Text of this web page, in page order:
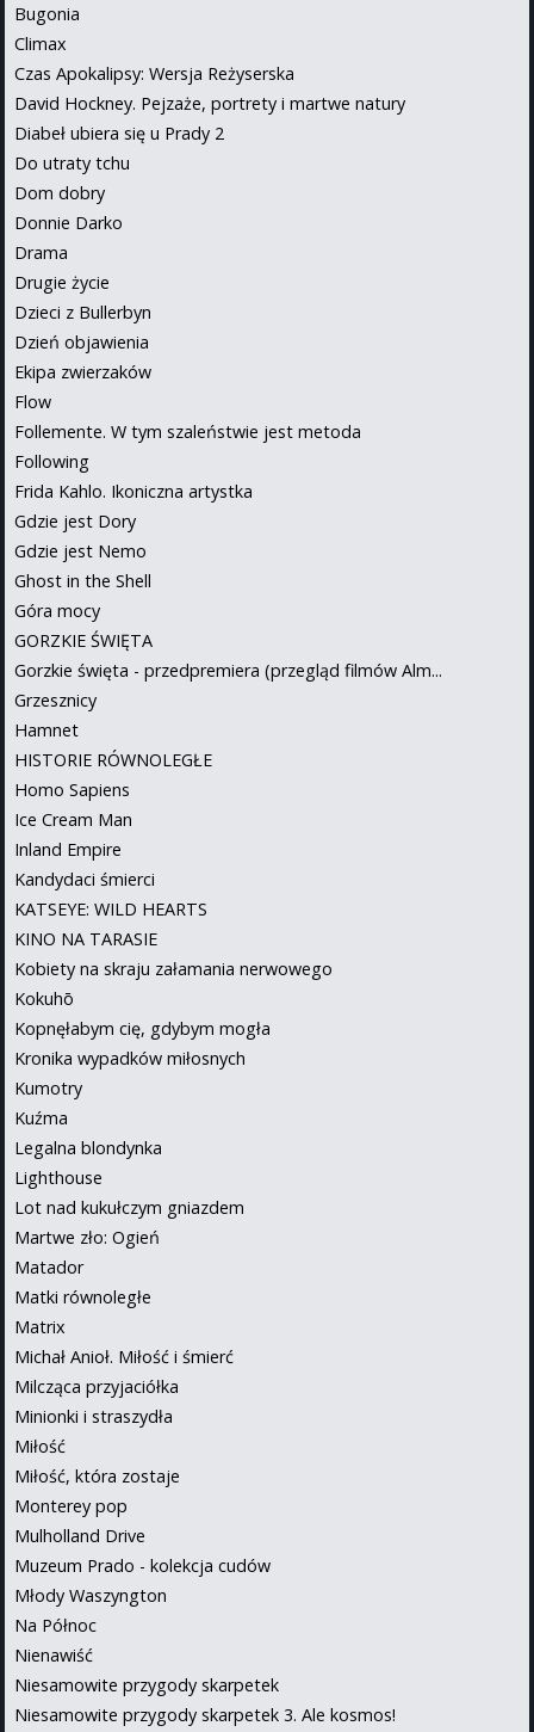
Bugonia
Climax
Czas Apokalipsy: Wersja Reżyserska
David Hockney. Pejzaże, portrety i martwe natury
Diabeł ubiera się u Prady 2
Do utraty tchu
Dom dobry
Donnie Darko
Drama
Drugie życie
Dzieci z Bullerbyn
Dzień objawienia
Ekipa zwierzaków
Flow
Follemente. W tym szaleństwie jest metoda
Following
Frida Kahlo. Ikoniczna artystka
Gdzie jest Dory
Gdzie jest Nemo
Ghost in the Shell
Góra mocy
GORZKIE ŚWIĘTA
Gorzkie święta - przedpremiera (przegląd filmów Alm...
Grzesznicy
Hamnet
HISTORIE RÓWNOLEGŁE
Homo Sapiens
Ice Cream Man
Inland Empire
Kandydaci śmierci
KATSEYE: WILD HEARTS
KINO NA TARASIE
Kobiety na skraju załamania nerwowego
Kokuhō
Kopnęłabym cię, gdybym mogła
Kronika wypadków miłosnych
Kumotry
Kuźma
Legalna blondynka
Lighthouse
Lot nad kukułczym gniazdem
Martwe zło: Ogień
Matador
Matki równoległe
Matrix
Michał Anioł. Miłość i śmierć
Milcząca przyjaciółka
Minionki i straszydła
Miłość
Miłość, która zostaje
Monterey pop
Mulholland Drive
Muzeum Prado - kolekcja cudów
Młody Waszyngton
Na Północ
Nienawiść
Niesamowite przygody skarpetek
Niesamowite przygody skarpetek 3. Ale kosmos!